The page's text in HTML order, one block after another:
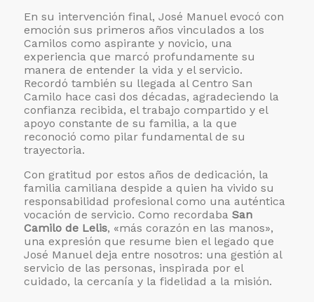
En su intervención final, José Manuel evocó con
emoción sus primeros años vinculados a los
Camilos como aspirante y novicio, una
experiencia que marcó profundamente su
manera de entender la vida y el servicio.
Recordó también su llegada al Centro San
Camilo hace casi dos décadas, agradeciendo la
confianza recibida, el trabajo compartido y el
apoyo constante de su familia, a la que
reconoció como pilar fundamental de su
trayectoria.
Con gratitud por estos años de dedicación, la
familia camiliana despide a quien ha vivido su
responsabilidad profesional como una auténtica
vocación de servicio. Como recordabaSan
Camilo de Lelis, «más corazón en las manos»,
una expresión que resume bien el legado que
José Manuel deja entre nosotros: una gestión al
servicio de las personas, inspirada por el
cuidado, la cercanía y la fidelidad a la misión.